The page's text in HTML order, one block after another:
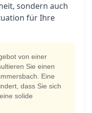
sondern auch
für Ihre
von einer
Sie einen
Eine
dass Sie sich
solide